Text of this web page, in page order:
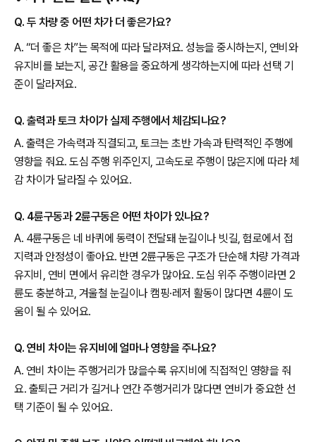
Q. 두 차량 중 어떤 차가 더 좋은가요?
A. “더 좋은 차”는 목적에 따라 달라져요. 성능을 중시하는지, 연비와
유지비를 보는지, 공간 활용을 중요하게 생각하는지에 따라 선택 기
준이 달라져요.
Q. 출력과 토크 차이가 실제 주행에서 체감되나요?
A. 출력은 가속력과 직결되고, 토크는 초반 가속과 탄력적인 주행에
영향을 줘요. 도심 주행 위주인지, 고속도로 주행이 많은지에 따라 체
감 차이가 달라질 수 있어요.
Q. 4륜구동과 2륜구동은 어떤 차이가 있나요?
A. 4륜구동은 네 바퀴에 동력이 전달돼 눈길이나 빗길, 험로에서 접
지력과 안정성이 좋아요. 반면 2륜구동은 구조가 단순해 차량 가격과
유지비, 연비 면에서 유리한 경우가 많아요. 도심 위주 주행이라면 2
륜도 충분하고, 겨울철 눈길이나 캠핑·레저 활동이 많다면 4륜이 도
움이 될 수 있어요.
Q. 연비 차이는 유지비에 얼마나 영향을 주나요?
A. 연비 차이는 주행거리가 많을수록 유지비에 직접적인 영향을 줘
요. 출퇴근 거리가 길거나 연간 주행거리가 많다면 연비가 중요한 선
택 기준이 될 수 있어요.